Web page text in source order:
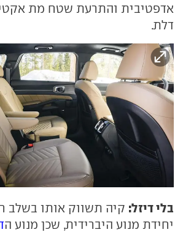
אדפטיבית והתרעת שטח מת
דלת.
בלי דיזל: קיה תשווק אותו בשלב
יחידת מנוע היברידית, שכן מנוע ה